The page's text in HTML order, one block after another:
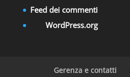
Feed dei commenti
WordPress.org
Gerenza e contatti